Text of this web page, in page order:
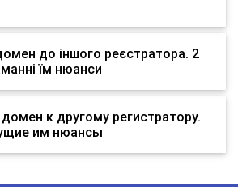
до іншого реєстратора. 2
їм нюанси
к другому регистратору.
им нюансы